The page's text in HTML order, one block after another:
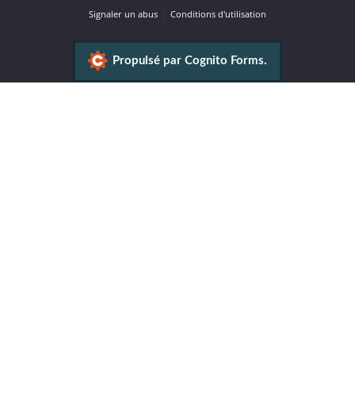
Signaler un abus Conditions d'utilisation
Propulsé par Cognito Forms.